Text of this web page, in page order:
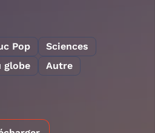
Pop
Sciences
globe
Autre